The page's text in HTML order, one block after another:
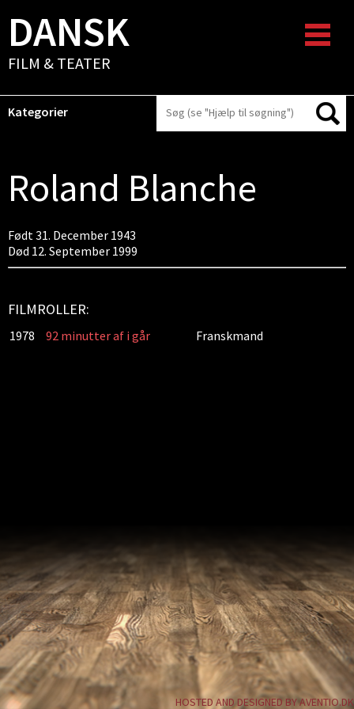
DANSK
FILM & TEATER
Kategorier
Roland Blanche
Født 31. December 1943
Død 12. September 1999
FILMROLLER:
1978 92 minutter af i går Franskmand
HOSTED AND DESIGNED BY AVENTIO.DK